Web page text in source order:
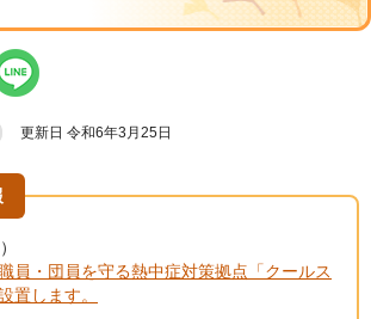
更新日 令和6年3月25日
員・団員を守る熱中症対策拠点「クールス
置します。